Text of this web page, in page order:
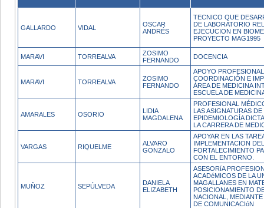
GALLARDO VIDAL
OSCAR
ANDRÉS
TECNICO QUE
DE LABORATORIO
EJECUCION EN
PROYECTO MAG1995
MARAVI TORREALVA
ZOSIMO
FERNANDO
DOCENCIA
MARAVI TORREALVA
ZOSIMO
FERNANDO
APOYO
COORDINACIÓN E
ÁREA DE MEDICINA
ESCUELA DE
AMARALES OSORIO
LIDIA
MAGDALENA
PROFESIONAL
LAS ASIGNATURAS
EPIDEMIOLOGÍA
LA CARRERA DE
VARGAS RIQUELME
ALVARO
GONZALO
APOYAR EN LAS
IMPLEMENTACION
FORTALECIMIENTO
CON EL ENTORNO.
MUÑOZ SEPÚLVEDA
DANIELA
ELIZABETH
ASESORíA
ACADéMICOS DE LA
MAGALLANES EN
POSICIONAMIENTO
NACIONAL,
DE COMUNICACIóN